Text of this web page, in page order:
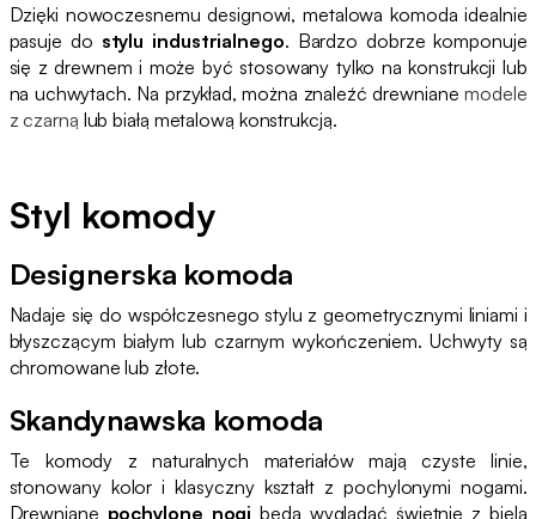
Dzięki nowoczesnemu designowi, metalowa komoda idealnie
pasuje do stylu industrialnego. Bardzo dobrze komponuje
się z drewnem i może być stosowany tylko na konstrukcji lub
na uchwytach. Na przykład, można znaleźć drewnianemodele
z czarną lub białą metalową konstrukcją.
Styl komody
Designerska komoda
Nadaje się do współczesnego stylu z geometrycznymi liniami i
błyszczącym białym lub czarnym wykończeniem. Uchwyty są
chromowane lub złote.
Skandynawska komoda
Te komody z naturalnych materiałów mają czyste linie,
stonowany kolor i klasyczny kształt z pochylonymi nogami.
Drewniane pochylone nogi będą wyglądać świetnie z bielą